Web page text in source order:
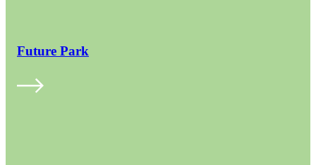
Future Park